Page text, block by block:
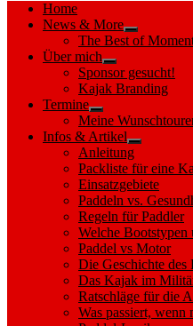
Home
News & More
Show
sub
The Best of
Über mich
Show
sub
menu
Sponsor gesucht!
Kajak Branding
Termine
Show
sub
menu
Meine
Infos & Artikel
Show
sub
menu
Anleitung
Packliste für eine
Einsatzgebiete
Paddeln vs.
Regeln für Paddler
Welche Bootstypen
Paddel vs Motor
Die Geschichte des
Das Kajak im
Ratschläge für die
Was passiert, wenn